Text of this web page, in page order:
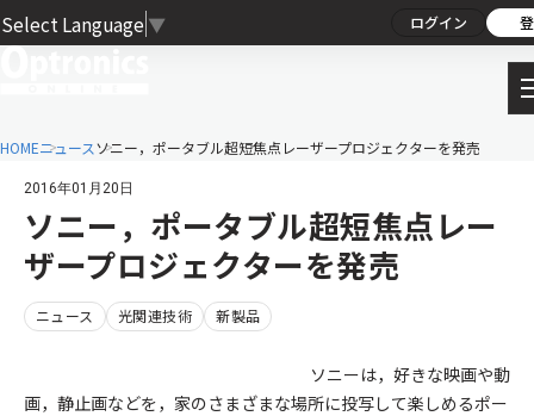
Select Language ▼ ログイン
HOMEニュースソニー，ポータブル超短焦点レーザープロジェクターを発売
2016年01月20日
ソニー，ポータブル超短焦点レー
ザープロジェクターを発売
ニュース 光関連技術 新製品
ソニーは，好きな映画や動
画，静止画などを，家のさまざまな場所に投写して楽しめるポー